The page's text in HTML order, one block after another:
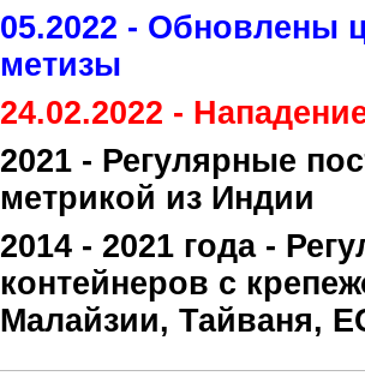
05.2022 - Обновлены
метизы
24.02.2022 -
2021 - Регулярные
метрикой из Индии
2014 - 2021 года -
контейнеров с
Малайзии, Тайваня,